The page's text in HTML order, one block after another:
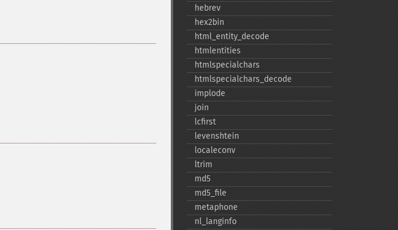
hebrev
hex2bin
html_​entity_​decode
htmlentities
htmlspecialchars
htmlspecialchars_​decode
implode
join
lcfirst
levenshtein
localeconv
ltrim
md5
md5_​file
metaphone
nl_​langinfo